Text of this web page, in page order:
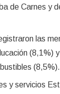
de Carnes y
las
(8,1%)
(8,5%).
y servicios